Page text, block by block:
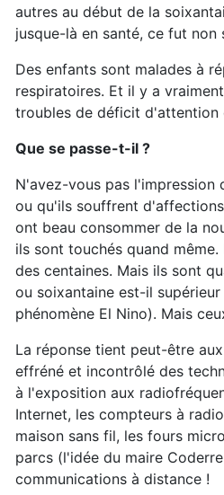
autres au début de la
jusque-là en santé, ce fut
Des enfants sont malades à
respiratoires. Et il y a
troubles de déficit d'attention
Que se passe-t-il ?
N'avez-vous pas l'impression
ou qu'ils souffrent
ont beau consommer de la
ils sont touchés quand
des centaines. Mais ils sont
ou soixantaine est-il
phénomène El Nino). Mais
La réponse tient peut-être
effréné et incontrôlé des
à l'exposition aux
Internet, les compteurs à
maison sans fil, les fours
parcs (l'idée du maire
communications à distance !